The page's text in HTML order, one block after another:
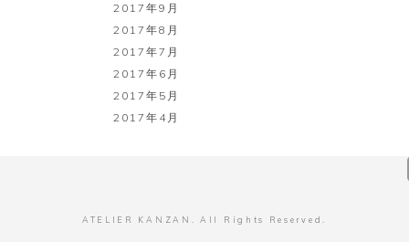
2017年9月
2017年8月
2017年7月
2017年6月
2017年5月
2017年4月
ATELIER KANZAN. All Rights Reserved.